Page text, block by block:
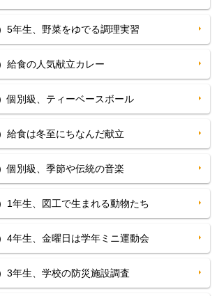
5年生、野菜をゆでる調理実習
給食の人気献立カレー
個別級、ティーベースボール
給食は冬至にちなんだ献立
個別級、季節や伝統の音楽
1年生、図工で生まれる動物たち
4年生、金曜日は学年ミニ運動会
3年生、学校の防災施設調査